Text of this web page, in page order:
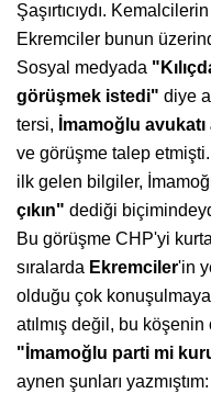
Şaşırtıcıydı.
Ekremciler bunun
Sosyal medyada
görüşmek istedi" diye
tersi, İmamoğlu avukatı
ve görüşme talep
ilk gelen bilgiler,
çıkın" dediği
Bu görüşme CHP'yi
sıralarda Ekremciler'in
olduğu çok
atılmış değil, bu
"İmamoğlu parti mi
aynen şunları yazmıştım: